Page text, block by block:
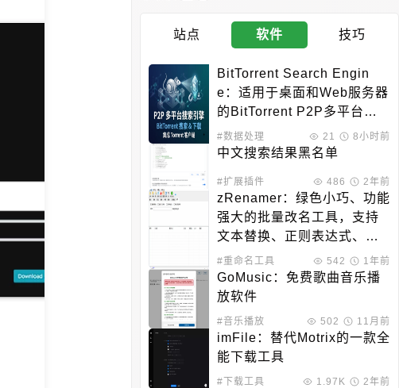
站点 软件 技巧
BitTorrent Search Engin
e：适用于桌面和Web服务器
的BitTorrent P2P多平台搜
索引擎
#数据处理 21 8小时前
中文搜索结果黑名单
#扩展插件 486 2年前
zRenamer：绿色小巧、功能
强大的批量改名工具，支持
文本替换、正则表达式、序
号添加等
#重命名工具 542 1年前
GoMusic：免费歌曲音乐播
放软件
#音乐播放 502 11月前
imFile：替代Motrix的一款全
能下载工具
#下载工具 1.97K 2年前